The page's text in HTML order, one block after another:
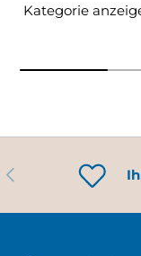
Kategorie
VORHERIGE